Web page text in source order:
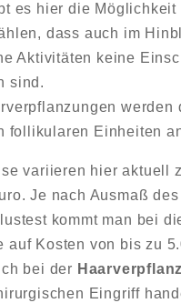
es hier die Möglichkeit
dass auch im
Aktivitäten keine
sind.
werden
follikularen Einheiten
variieren hier aktuell
Je nach Ausmaß des
kommt man bei
auf Kosten von bis zu
bei der
Eingriff